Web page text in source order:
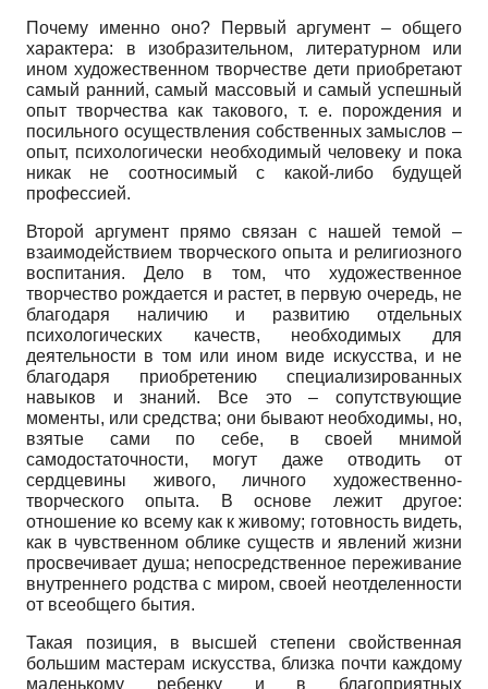
Почему именно оно? Первый аргумент – общего
характера: в изобразительном, литературном или
ином художественном творчестве дети приобретают
самый ранний, самый массовый и самый успешный
опыт творчества как такового, т. е. порождения и
посильного осуществления собственных замыслов –
опыт, психологически необходимый человеку и пока
никак не соотносимый с какой-либо будущей
профессией.
Второй аргумент прямо связан с нашей темой –
взаимодействием творческого опыта и религиозного
воспитания. Дело в том, что художественное
творчество рождается и растет, в первую очередь, не
благодаря наличию и развитию отдельных
психологических качеств, необходимых для
деятельности в том или ином виде искусства, и не
благодаря приобретению специализированных
навыков и знаний. Все это – сопутствующие
моменты, или средства; они бывают необходимы, но,
взятые сами по себе, в своей мнимой
самодостаточности, могут даже отводить от
сердцевины живого, личного художественно-
творческого опыта. В основе лежит другое:
отношение ко всему как к живому; готовность видеть,
как в чувственном облике существ и явлений жизни
просвечивает душа; непосредственное переживание
внутреннего родства с миром, своей неотделенности
от всеобщего бытия.
Такая позиция, в высшей степени свойственная
большим мастерам искусства, близка почти каждому
маленькому ребенку и в благоприятных